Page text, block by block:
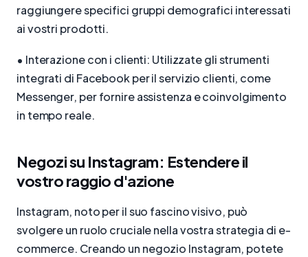
raggiungere specifici gruppi demografici interessati
ai vostri prodotti.
• Interazione con i clienti: Utilizzate gli strumenti
integrati di Facebook per il servizio clienti, come
Messenger, per fornire assistenza e coinvolgimento
in tempo reale.
Negozi su Instagram: Estendere il
vostro raggio d'azione
Instagram, noto per il suo fascino visivo, può
svolgere un ruolo cruciale nella vostra strategia di e-
commerce. Creando un negozio Instagram, potete